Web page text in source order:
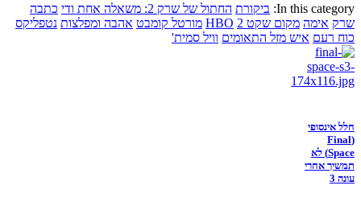
In this category: ביקורת החתול של שרק 2: משאלה אחת ודי
כתבה
שרק אימה מקום שקט 2 HBO מורטל קומבט אהבה ומפלצות נטפליקס
כוח רעם איש מזל התאומים וויל סמית'
חלל אינסופי
(Final
Space) לא
תמשיך אחרי
עונה 3